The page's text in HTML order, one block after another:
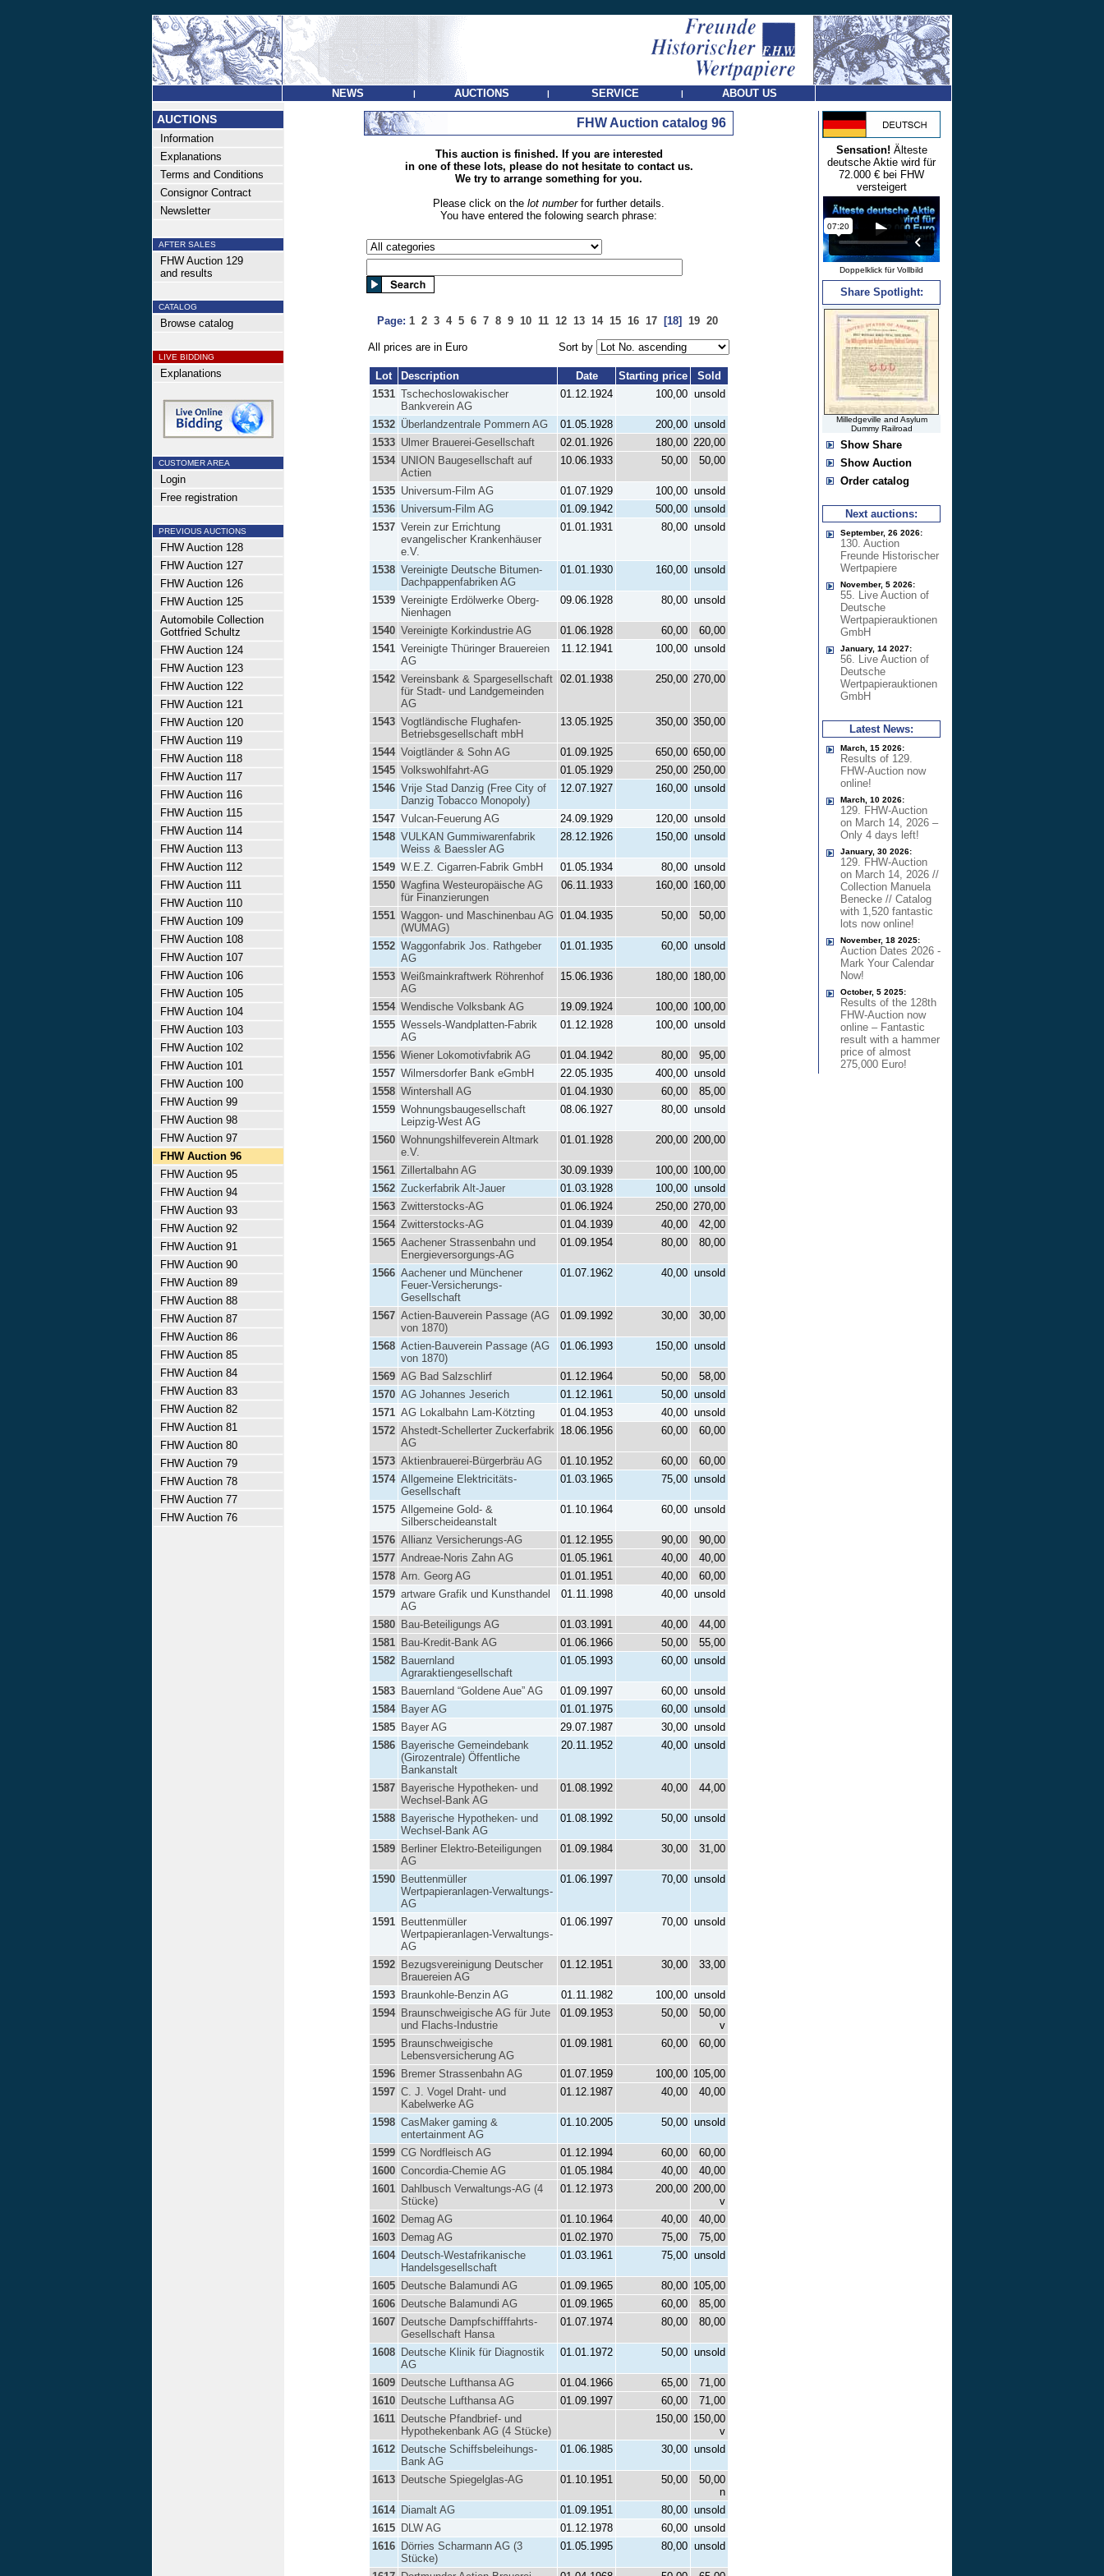
NEWS | AUCTIONS | SERVICE | ABOUT US
AUCTIONS
Information
Explanations
Terms and Conditions
Consignor Contract
Newsletter
AFTER SALES
FHW Auction 129
and results
CATALOG
Browse catalog
LIVE BIDDING
Explanations
CUSTOMER AREA
Login
Free registration
PREVIOUS AUCTIONS
FHW Auction 128
FHW Auction 127
FHW Auction 126
FHW Auction 125
Automobile Collection
Gottfried Schultz
FHW Auction 124
FHW Auction 123
FHW Auction 122
FHW Auction 121
FHW Auction 120
FHW Auction 119
FHW Auction 118
FHW Auction 117
FHW Auction 116
FHW Auction 115
FHW Auction 114
FHW Auction 113
FHW Auction 112
FHW Auction 111
FHW Auction 110
FHW Auction 109
FHW Auction 108
FHW Auction 107
FHW Auction 106
FHW Auction 105
FHW Auction 104
FHW Auction 103
FHW Auction 102
FHW Auction 101
FHW Auction 100
FHW Auction 99
FHW Auction 98
FHW Auction 97
FHW Auction 96
FHW Auction 95
FHW Auction 94
FHW Auction 93
FHW Auction 92
FHW Auction 91
FHW Auction 90
FHW Auction 89
FHW Auction 88
FHW Auction 87
FHW Auction 86
FHW Auction 85
FHW Auction 84
FHW Auction 83
FHW Auction 82
FHW Auction 81
FHW Auction 80
FHW Auction 79
FHW Auction 78
FHW Auction 77
FHW Auction 76
FHW Auction catalog 96
This auction is finished. If you are interested
in one of these lots, please do not hesitate to contact us.
We try to arrange something for you.
Please click on the lot numberfor further details.
You have entered the folowing search phrase:
Page: 1 2 3 4 5 6 7 8 9 10 11 12 13 14 15 16 17 [18] 19 20
All prices are in Euro Sort by
Lot Description Date Starting price
Sold
1531 Tschechoslowakischer
Bankverein AG
01.12.1924 100,00 unsold
1532 Überlandzentrale Pommern AG 01.05.1928 200,00 unsold
1533 Ulmer Brauerei-Gesellschaft 02.01.1926 180,00 220,00
1534 UNION Baugesellschaft auf
Actien
10.06.1933 50,00 50,00
1535 Universum-Film AG 01.07.1929 100,00 unsold
1536 Universum-Film AG 01.09.1942 500,00 unsold
1537 Verein zur Errichtung
evangelischer Krankenhäuser
e.V.
01.01.1931 80,00 unsold
1538 Vereinigte Deutsche Bitumen-
Dachpappenfabriken AG
01.01.1930 160,00 unsold
1539 Vereinigte Erdölwerke Oberg-
Nienhagen
09.06.1928 80,00 unsold
1540 Vereinigte Korkindustrie AG 01.06.1928 60,00
60,00
1541 Vereinigte Thüringer Brauereien
AG
11.12.1941 100,00 unsold
1542 Vereinsbank & Spargesellschaft
für Stadt- und Landgemeinden
AG
02.01.1938 250,00 270,00
1543 Vogtländische Flughafen-
Betriebsgesellschaft mbH
13.05.1925 350,00 350,00
1544 Voigtländer & Sohn AG 01.09.1925 650,00 650,00
1545 Volkswohlfahrt-AG 01.05.1929 250,00 250,00
1546 Vrije Stad Danzig (Free City of
Danzig Tobacco Monopoly)
12.07.1927 160,00 unsold
1547 Vulcan-Feuerung AG 24.09.1929 120,00 unsold
1548 VULKAN Gummiwarenfabrik
Weiss & Baessler AG
28.12.1926 150,00 unsold
1549 W.E.Z. Cigarren-Fabrik GmbH 01.05.1934 80,00 unsold
1550 Wagfina Westeuropäische AG
für Finanzierungen
06.11.1933 160,00 160,00
1551 Waggon- und Maschinenbau AG
(WUMAG)
01.04.1935 50,00 50,00
1552 Waggonfabrik Jos. Rathgeber
AG
01.01.1935 60,00 unsold
1553 Weißmainkraftwerk Röhrenhof
AG
15.06.1936 180,00 180,00
1554 Wendische Volksbank AG 19.09.1924 100,00 100,00
1555 Wessels-Wandplatten-Fabrik
AG
01.12.1928 100,00 unsold
1556 Wiener Lokomotivfabrik AG 01.04.1942 80,00
95,00
1557 Wilmersdorfer Bank eGmbH 22.05.1935 400,00 unsold
1558 Wintershall AG 01.04.1930 60,00
85,00
1559 Wohnungsbaugesellschaft
Leipzig-West AG
08.06.1927 80,00 unsold
1560 Wohnungshilfeverein Altmark
e.V.
01.01.1928 200,00 200,00
1561 Zillertalbahn AG 30.09.1939 100,00 100,00
1562 Zuckerfabrik Alt-Jauer 01.03.1928 100,00 unsold
1563 Zwitterstocks-AG 01.06.1924 250,00 270,00
1564 Zwitterstocks-AG 01.04.1939 40,00
42,00
1565 Aachener Strassenbahn und
Energieversorgungs-AG
01.09.1954 80,00 80,00
1566 Aachener und Münchener
Feuer-Versicherungs-
Gesellschaft
01.07.1962 40,00 unsold
1567 Actien-Bauverein Passage (AG
von 1870)
01.09.1992 30,00 30,00
1568 Actien-Bauverein Passage (AG
von 1870)
01.06.1993 150,00 unsold
1569 AG Bad Salzschlirf 01.12.1964 50,00
58,00
1570 AG Johannes Jeserich 01.12.1961 50,00 unsold
1571 AG Lokalbahn Lam-Kötzting 01.04.1953 40,00 unsold
1572 Ahstedt-Schellerter Zuckerfabrik
AG
18.06.1956 60,00 60,00
1573 Aktienbrauerei-Bürgerbräu AG 01.10.1952 60,00
60,00
1574 Allgemeine Elektricitäts-
Gesellschaft
01.03.1965 75,00 unsold
1575 Allgemeine Gold- &
Silberscheideanstalt
01.10.1964 60,00 unsold
1576 Allianz Versicherungs-AG 01.12.1955 90,00
90,00
1577 Andreae-Noris Zahn AG 01.05.1961 40,00
40,00
1578 Arn. Georg AG 01.01.1951 40,00
60,00
1579 artware Grafik und Kunsthandel
AG
01.11.1998 40,00 unsold
1580 Bau-Beteiligungs AG 01.03.1991 40,00
44,00
1581 Bau-Kredit-Bank AG 01.06.1966 50,00
55,00
1582 Bauernland
Agraraktiengesellschaft
01.05.1993 60,00 unsold
1583 Bauernland “Goldene Aue” AG 01.09.1997 60,00 unsold
1584 Bayer AG 01.01.1975 60,00 unsold
1585 Bayer AG 29.07.1987 30,00 unsold
1586 Bayerische Gemeindebank
(Girozentrale) Öffentliche
Bankanstalt
20.11.1952 40,00 unsold
1587 Bayerische Hypotheken- und
Wechsel-Bank AG
01.08.1992 40,00 44,00
1588 Bayerische Hypotheken- und
Wechsel-Bank AG
01.08.1992 50,00 unsold
1589 Berliner Elektro-Beteiligungen
AG
01.09.1984 30,00 31,00
1590 Beuttenmüller
Wertpapieranlagen-Verwaltungs-
AG
01.06.1997 70,00 unsold
1591 Beuttenmüller
Wertpapieranlagen-Verwaltungs-
AG
01.06.1997 70,00 unsold
1592 Bezugsvereinigung Deutscher
Brauereien AG
01.12.1951 30,00 33,00
1593 Braunkohle-Benzin AG 01.11.1982 100,00 unsold
1594 Braunschweigische AG für Jute
und Flachs-Industrie
01.09.1953 50,00
50,00
v
1595 Braunschweigische
Lebensversicherung AG
01.09.1981 60,00 60,00
1596 Bremer Strassenbahn AG 01.07.1959 100,00 105,00
1597 C. J. Vogel Draht- und
Kabelwerke AG
01.12.1987 40,00 40,00
1598 CasMaker gaming &
entertainment AG
01.10.2005 50,00 unsold
1599 CG Nordfleisch AG 01.12.1994 60,00
60,00
1600 Concordia-Chemie AG 01.05.1984 40,00
40,00
1601 Dahlbusch Verwaltungs-AG (4
Stücke)
01.12.1973 200,00 200,00
v
1602 Demag AG 01.10.1964 40,00
40,00
1603 Demag AG 01.02.1970 75,00
75,00
1604 Deutsch-Westafrikanische
Handelsgesellschaft
01.03.1961 75,00 unsold
1605 Deutsche Balamundi AG 01.09.1965 80,00 105,00
1606 Deutsche Balamundi AG 01.09.1965 60,00
85,00
1607 Deutsche Dampfschifffahrts-
Gesellschaft Hansa
01.07.1974 80,00 80,00
1608 Deutsche Klinik für Diagnostik
AG
01.01.1972 50,00 unsold
1609 Deutsche Lufthansa AG 01.04.1966 65,00
71,00
1610 Deutsche Lufthansa AG 01.09.1997 60,00
71,00
1611
Deutsche Pfandbrief- und
Hypothekenbank AG (4 Stücke)
150,00 150,00
v
1612 Deutsche Schiffsbeleihungs-
Bank AG
01.06.1985 30,00 unsold
1613 Deutsche Spiegelglas-AG 01.10.1951 50,00
50,00
n
1614 Diamalt AG 01.09.1951 80,00 unsold
1615 DLW AG 01.12.1978 60,00 unsold
1616 Dörries Scharmann AG (3
Stücke)
01.05.1995 80,00 unsold
Sensation! Älteste
deutsche Aktie wird für
72.000 € bei FHW
versteigert
Doppelklick für Vollbild
Share Spotlight:
Milledgeville and Asylum
Dummy Railroad
Show Share
Show Auction
Order catalog
Next auctions:
September, 26 2026:
130. Auction
Freunde Historischer
Wertpapiere
November, 5 2026:
55. Live Auction of
Deutsche
Wertpapierauktionen
GmbH
January, 14 2027:
56. Live Auction of
Deutsche
Wertpapierauktionen
GmbH
Latest News:
March, 15 2026:
Results of 129.
FHW-Auction now
online!
March, 10 2026:
129. FHW-Auction
on March 14, 2026 –
Only 4 days left!
January, 30 2026:
129. FHW-Auction
on March 14, 2026 //
Collection Manuela
Benecke // Catalog
with 1,520 fantastic
lots now online!
November, 18 2025:
Auction Dates 2026 -
Mark Your Calendar
Now!
October, 5 2025:
Results of the 128th
FHW-Auction now
online – Fantastic
result with a hammer
price of almost
275,000 Euro!